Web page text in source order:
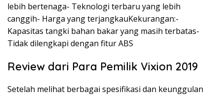
lebih bertenaga- Teknologi terbaru yang lebih
canggih- Harga yang terjangkauKekurangan:-
Kapasitas tangki bahan bakar yang masih terbatas-
Tidak dilengkapi dengan fitur ABS
Review dari Para Pemilik Vixion 2019
Setelah melihat berbagai spesifikasi dan keunggulan